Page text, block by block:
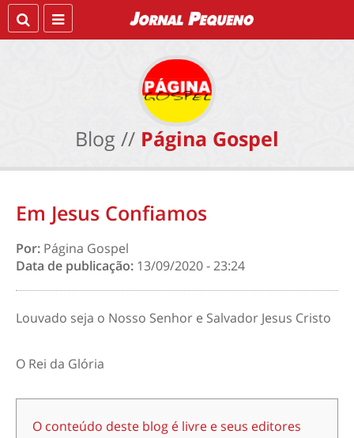
Blog // Página Gospel
Em Jesus Confiamos
Por: Página Gospel
Data de publicação: 13/09/2020 - 23:24
Louvado seja o Nosso Senhor e Salvador Jesus Cristo
O Rei da Glória
O conteúdo deste blog é livre e seus editores